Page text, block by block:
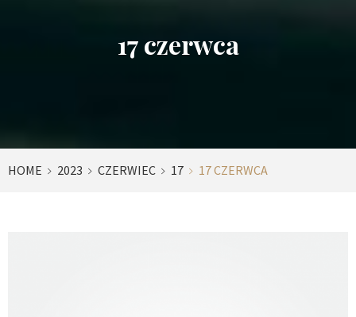
17 czerwca
HOME 2023 CZERWIEC 17 17 CZERWCA